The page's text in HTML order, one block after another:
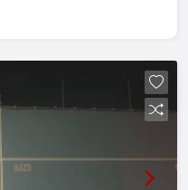
de ar-
cobertas -
para 6
do